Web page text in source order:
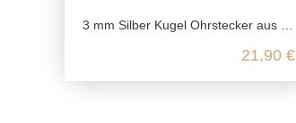
3 mm Silber Kugel Ohrstecker aus 925 Sterling Silber
21,90 €